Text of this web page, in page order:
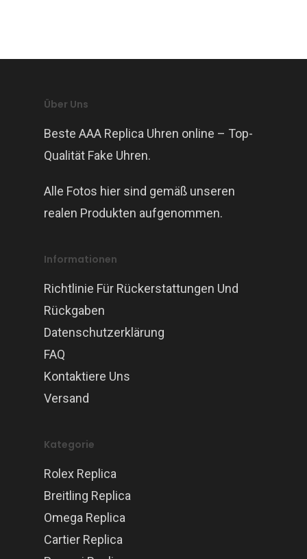
Über Uns
Beste AAA Replica Uhren online – Top-
Qualität Fake Uhren.
Alle Fotos hier sind gemäß unseren
realen Produkten aufgenommen.
Informationen
Richtlinie Für Rückerstattungen Und
Rückgaben
Datenschutzerklärung
FAQ
Kontaktiere Uns
Versand
Kategorie
Rolex Replica
Breitling Replica
Omega Replica
Cartier Replica